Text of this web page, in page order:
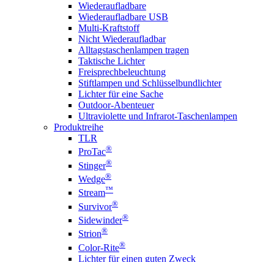
Wiederaufladbare
Wiederaufladbare USB
Multi-Kraftstoff
Nicht Wiederaufladbar
Alltagstaschenlampen tragen
Taktische Lichter
Freisprechbeleuchtung
Stiftlampen und Schlüsselbundlichter
Lichter für eine Sache
Outdoor-Abenteuer
Ultraviolette und Infrarot-Taschenlampen
Produktreihe
TLR
ProTac®
Stinger®
Wedge®
Stream™
Survivor®
Sidewinder®
Strion®
Color-Rite®
Lichter für einen guten Zweck